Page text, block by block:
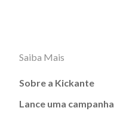
Saiba Mais
Sobre a Kickante
Lance uma campanha